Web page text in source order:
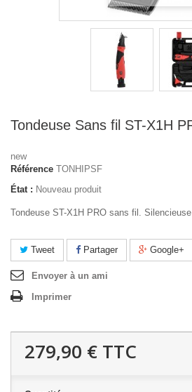
Tondeuse Sans fil ST-X1H
new
Référence TONHIPSF
État : Nouveau produit
Tondeuse ST-X1H PRO sans fil.
Tweet Partager Google+
Envoyer à un ami
Imprimer
279,90 € TTC